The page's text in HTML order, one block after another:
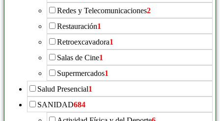
Redes y Telecomunicaciones2
Restauración1
Retroexcavadora1
Salas de Cine1
Supermercados1
Salud Presencial1
SANIDAD684